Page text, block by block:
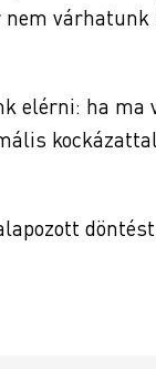
elérni: ha ma